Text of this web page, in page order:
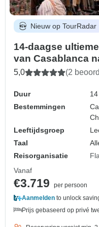
Nieuw op TourRadar
14-daagse
van Casablanca
5,0 (2
Duur
Bestemmingen
Leeftijdsgroep
Taal
Reisorganisatie
Vanaf
€3.719
per persoon
Aanmelden to unlock
Prijs gebaseerd op privé